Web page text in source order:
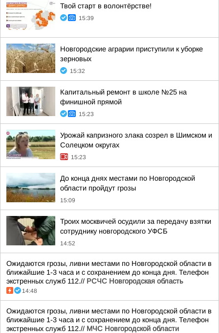
Твой старт в волонтёрстве!
15:39
Новгородские аграрии приступили к уборке
зерновых
15:32
Капитальный ремонт в школе №25 на
финишной прямой
15:23
Урожай капризного злака созрел в Шимском и
Солецком округах
15:23
До конца днях местами по Новгородской
области пройдут грозы
15:09
Троих москвичей осудили за передачу взятки
сотруднику новгородского УФСБ
14:52
Ожидаются грозы, ливни местами по Новгородской области в
ближайшие 1-3 часа и с сохранением до конца дня. Телефон
экстренных служб 112.// РСЧС Новгородская область
14:48
Ожидаются грозы, ливни местами по Новгородской области в
ближайшие 1-3 часа и с сохранением до конца дня. Телефон
экстренных служб 112.// МЧС Новгородской области